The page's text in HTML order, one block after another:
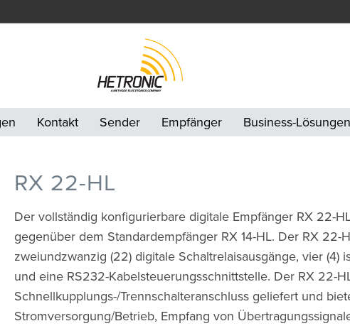
Kontakt Sender Empfänger Business-Lösungen
RX 22-HL
Der vollständig konfigurierbare digitale Empfänger RX 22-
gegenüber dem Standardempfänger RX 14-HL. Der RX 22-
zweiundzwanzig (22) digitale Schaltrelaisausgänge, vier (4)
und eine RS232-Kabelsteuerungsschnittstelle. Der RX 22-
Schnellkupplungs-/Trennschalteranschluss geliefert und
Stromversorgung/Betrieb, Empfang von